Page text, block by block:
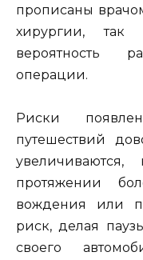
прописаны
хирургии,
вероятность
операции.
Риски
путешествий
протяжении
вождения или
риск, делая
своего